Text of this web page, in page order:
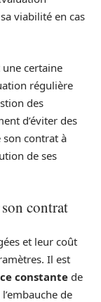
viabilité en cas
certaine
régulière
des
d’éviter des
son contrat à
de ses
contrat
et leur coût
Il est
constantede
de